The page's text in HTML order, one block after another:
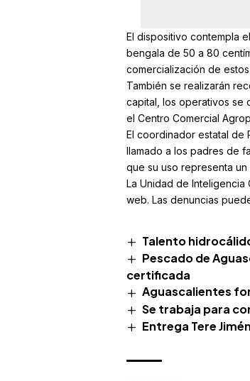
El dispositivo contempla
bengala de 50 a 80
comercialización de
También se realizarán
capital, los operativos se
el Centro Comercial
El coordinador estatal de
llamado a los padres de
que su uso representa
La Unidad de
web. Las denuncias
Talento
Pescado de
certificada
Aguascalientes
Se trabaja para
Entrega Tere